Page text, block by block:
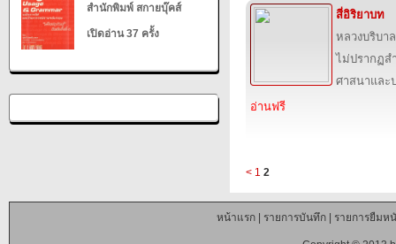
สำนักพิมพ์ สกายบุ๊คส์
เปิดอ่าน 37 ครั้ง
สี่อิริยาบท
หลวงบริบ
ไม่ปรากฏ
ศาสนาและ
อ่านฟรี
< 1 2
หน้าแรก| รายการบันทึก| รายการยืมห